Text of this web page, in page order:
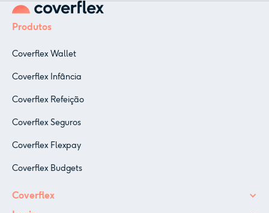
Produtos
Coverflex Wallet
Coverflex Infância
Coverflex Refeição
Coverflex Seguros
Coverflex Flexpay
Coverflex Budgets
Coverflex